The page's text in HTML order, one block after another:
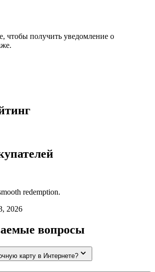
чтобы получить уведомление о
redemption.
2026
вопросы
карту в Интернете?